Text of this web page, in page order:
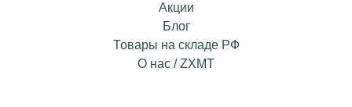
Акции
Блог
Товары на складе РФ
О нас / ZXMT